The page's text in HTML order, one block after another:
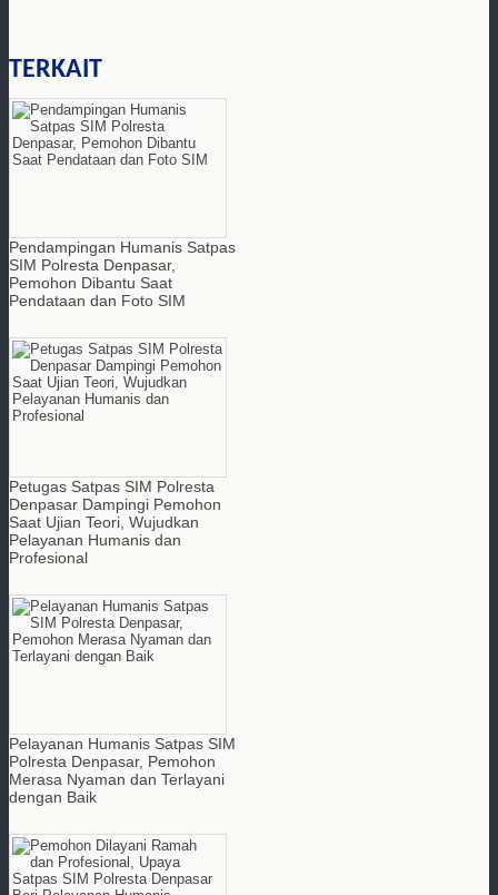
TERKAIT
Pendampingan Humanis Satpas
SIM Polresta Denpasar,
Pemohon Dibantu Saat
Pendataan dan Foto SIM
Petugas Satpas SIM Polresta
Denpasar Dampingi Pemohon
Saat Ujian Teori, Wujudkan
Pelayanan Humanis dan
Profesional
Pelayanan Humanis Satpas SIM
Polresta Denpasar, Pemohon
Merasa Nyaman dan Terlayani
dengan Baik